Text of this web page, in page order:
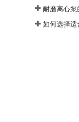
耐磨离心泵
如何选择适